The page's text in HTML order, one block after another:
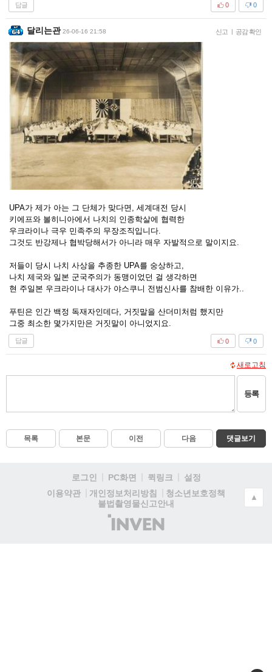
답글 0
0
달리는관 26-06-16 21:58 신고 | 공감 확인
UPA가 제가 아는 그 단체가 맞다면, 세계대전 당시
키에프와 볼히니아에서 나치의 인종학살에 협력한
우크라이나 극우 민족주의 무장조직입니다.
그것도 반강제나 협박당해서가 아니라 매우 자발적으로 말이지요.
저들이 당시 나치 사상을 추종한 UPA를 숭상하고,
나치 제국와 일본 군국주의가 동맹이었던 걸 생각하면
현 주일본 우크라이나 대사가 야스쿠니 전범신사를 참배한 이유가..
푸틴은 인간 백정 독재자인데다, 거짓말을 산더미처럼 했지만
그중 최소한 몇가지만은 거짓말이 아니었지요.
답글 0
0
새로고침
등록
목록 본문 이전 다음 댓글보기
로그인 PC화면 퀵링크
설정
이용약관
개인정보처리방침
청소년보호정책
불법촬영물신고안내
(주)
인
▲